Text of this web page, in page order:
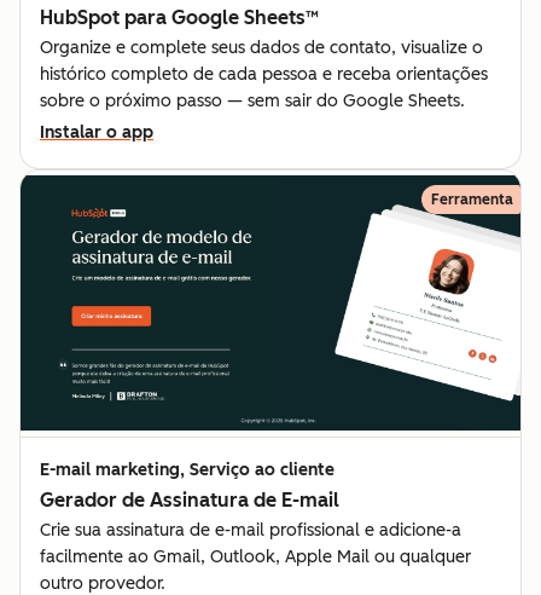
HubSpot para Google Sheets™
Organize e complete seus dados de contato, visualize o
histórico completo de cada pessoa e receba orientações
sobre o próximo passo — sem sair do Google Sheets.
Instalar o app
Ferramenta
E-mail marketing, Serviço ao cliente
Gerador de Assinatura de E-mail
Crie sua assinatura de e-mail profissional e adicione-a
facilmente ao Gmail, Outlook, Apple Mail ou qualquer
outro provedor.